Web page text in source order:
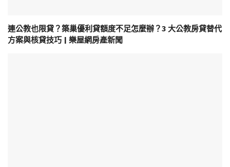
連公教也限貸？築巢優利貸額度不足怎麼辦？3 大公教房貸替代
方案與核貸技巧 | 樂屋網房產新聞